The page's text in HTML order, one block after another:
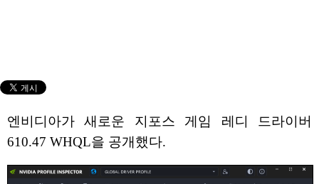
엔비디아가 새로운 지포스 게임 레디 드라이버
610.47 WHQL을 공개했다.